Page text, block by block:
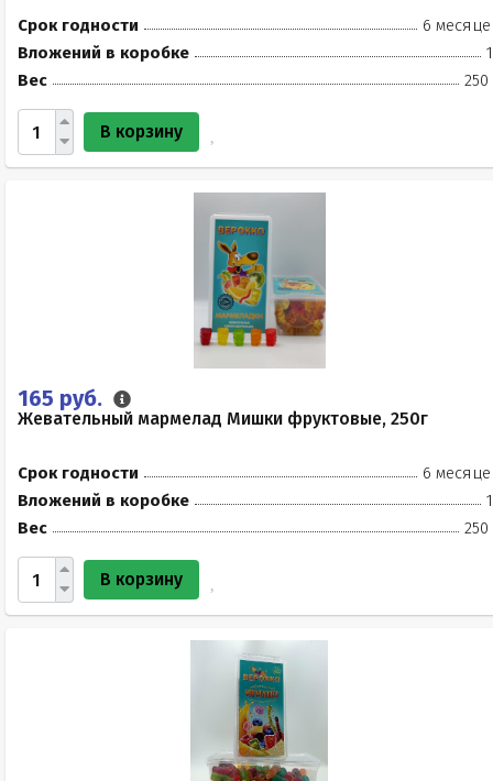
Срок годности
6
Вложений в коробке
Вес
250
В корзину
165 руб.
Жевательный мармелад Мишки фруктовые, 250г
Срок годности
6
Вложений в коробке
Вес
250
В корзину